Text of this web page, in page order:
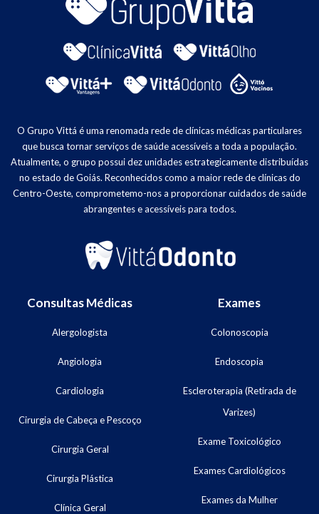
O Grupo Vittá é uma renomada rede de clínicas médicas particulares
que busca tornar serviços de saúde acessíveis a toda a população.
Atualmente, o grupo possui dez unidades estrategicamente distribuídas
no estado de Goiás. Reconhecidos como a maior rede de clínicas do
Centro-Oeste, comprometemo-nos a proporcionar cuidados de saúde
abrangentes e acessíveis para todos.
Consultas Médicas
Alergologista
Angiologia
Cardiologia
Cirurgia de Cabeça e Pescoço
Cirurgia Geral
Cirurgia Plástica
Clínica Geral
Exames
Colonoscopia
Endoscopia
Escleroterapia (Retirada de
Varizes)
Exame Toxicológico
Exames Cardiológicos
Exames da Mulher